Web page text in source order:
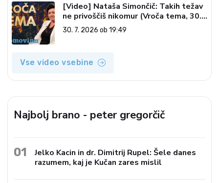
[Video] Nataša Simončič: Takih težav
ne privoščiš nikomur (Vroča tema, 30.
7. 2026)
30. 7. 2026 ob 19:49
Vse video vsebine
Najbolj brano - peter gregorčič
01
Jelko Kacin in dr. Dimitrij Rupel: Šele danes
razumem, kaj je Kučan zares mislil